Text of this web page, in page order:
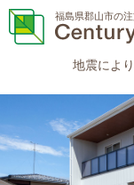
福島県郡山市の注
地震により被害を